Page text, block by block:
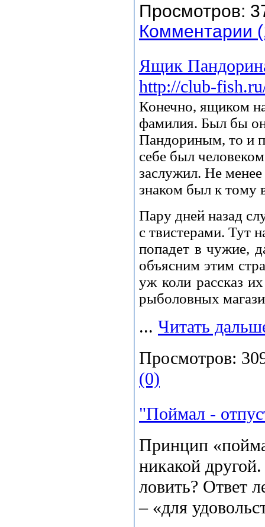
Просмотров:
Комментарии
Ящик
http://club-
Конечно, ящиком
фамилия. Был бы
Пандориным, то и
себе был
заслужил. Не
знаком был к тому
Пару дней назад
с твистерами. Тут
попадет в чужие,
объясним этим
уж коли рассказ
рыболовных
... Читать
Просмотров:
(0)
"Поймал -
Принцип
никакой
ловить? Ответ
– «для